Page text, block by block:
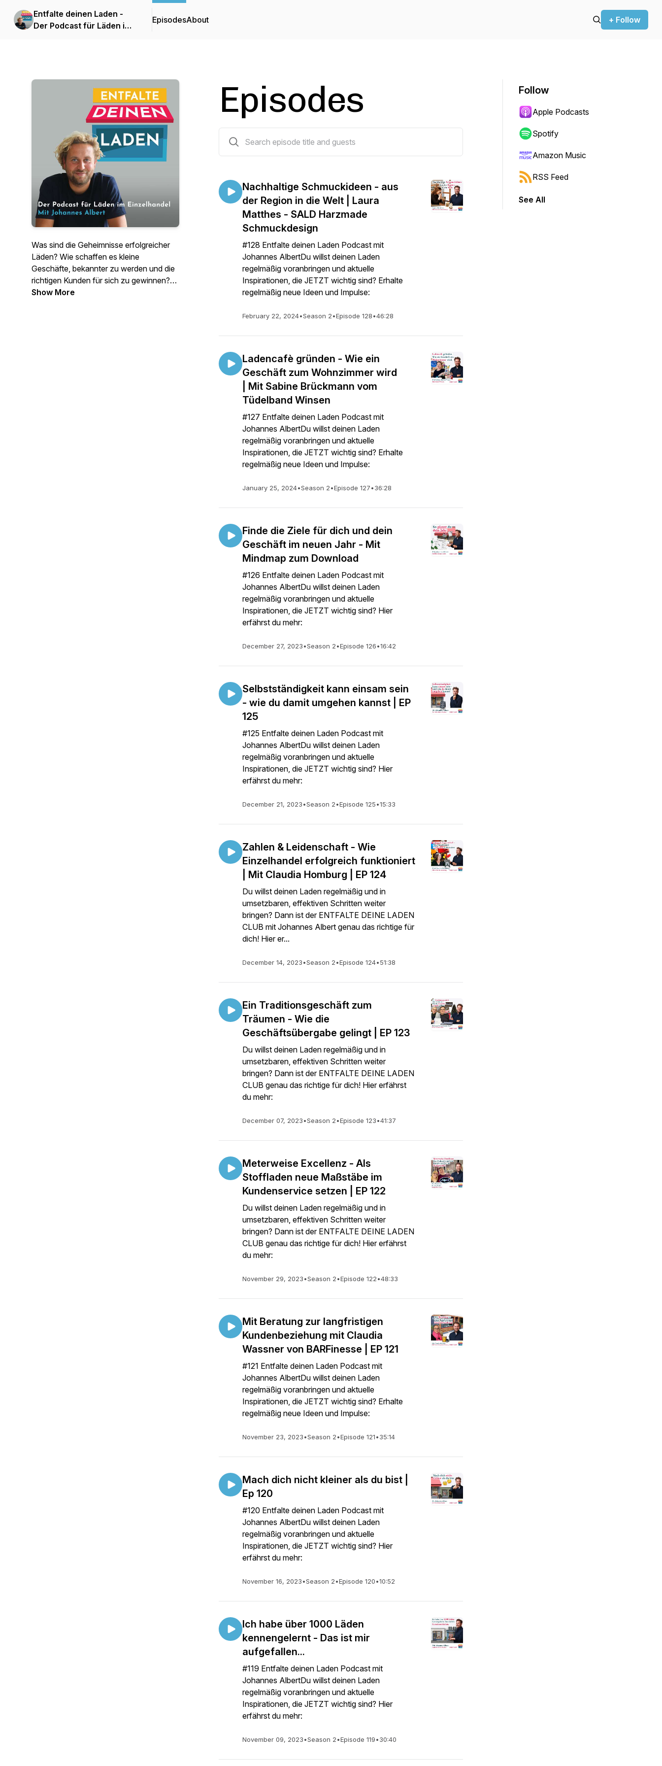
Entfalte deinen Laden -
Der Podcast für Läden im
EpisodesAbout + Follow
Was sind die Geheimnisse erfolgreicher
Läden? Wie schaffen es kleine
Geschäfte, bekannter zu werden und die
richtigen Kunden für sich zu gewinnen?
Jede Woche spreche ich im Entfalte
Show More
Episodes
Nachhaltige Schmuckideen - aus
der Region in die Welt | Laura
Matthes - SALD Harzmade
Schmuckdesign
#128 Entfalte deinen Laden Podcast mit
Johannes AlbertDu willst deinen Laden
regelmäßig voranbringen und aktuelle
Inspirationen, die JETZT wichtig sind? Erhalte
regelmäßig neue Ideen und Impulse:
February 22, 2024•Season 2•Episode 128•46:28
Ladencafè gründen - Wie ein
Geschäft zum Wohnzimmer wird
| Mit Sabine Brückmann vom
Tüdelband Winsen
#127 Entfalte deinen Laden Podcast mit
Johannes AlbertDu willst deinen Laden
regelmäßig voranbringen und aktuelle
Inspirationen, die JETZT wichtig sind? Erhalte
regelmäßig neue Ideen und Impulse:
January 25, 2024•Season 2•Episode 127•36:28
Finde die Ziele für dich und dein
Geschäft im neuen Jahr - Mit
Mindmap zum Download
#126 Entfalte deinen Laden Podcast mit
Johannes AlbertDu willst deinen Laden
regelmäßig voranbringen und aktuelle
Inspirationen, die JETZT wichtig sind? Hier
erfährst du mehr:
December 27, 2023•Season 2•Episode 126•16:42
Selbstständigkeit kann einsam sein
- wie du damit umgehen kannst | EP
125
#125 Entfalte deinen Laden Podcast mit
Johannes AlbertDu willst deinen Laden
regelmäßig voranbringen und aktuelle
Inspirationen, die JETZT wichtig sind? Hier
erfährst du mehr:
December 21, 2023•Season 2•Episode 125•15:33
Zahlen & Leidenschaft - Wie
Einzelhandel erfolgreich funktioniert
| Mit Claudia Homburg | EP 124
Du willst deinen Laden regelmäßig und in
umsetzbaren, effektiven Schritten weiter
bringen? Dann ist der ENTFALTE DEINE LADEN
CLUB mit Johannes Albert genau das richtige für
dich! Hier er...
December 14, 2023•Season 2•Episode 124•51:38
Ein Traditionsgeschäft zum
Träumen - Wie die
Geschäftsübergabe gelingt | EP 123
Du willst deinen Laden regelmäßig und in
umsetzbaren, effektiven Schritten weiter
bringen? Dann ist der ENTFALTE DEINE LADEN
CLUB genau das richtige für dich! Hier erfährst
du mehr:
December 07, 2023•Season 2•Episode 123•41:37
Meterweise Excellenz - Als
Stoffladen neue Maßstäbe im
Kundenservice setzen | EP 122
Du willst deinen Laden regelmäßig und in
umsetzbaren, effektiven Schritten weiter
bringen? Dann ist der ENTFALTE DEINE LADEN
CLUB genau das richtige für dich! Hier erfährst
du mehr:
November 29, 2023•Season 2•Episode 122•48:33
Mit Beratung zur langfristigen
Kundenbeziehung mit Claudia
Wassner von BARFinesse | EP 121
#121 Entfalte deinen Laden Podcast mit
Johannes AlbertDu willst deinen Laden
regelmäßig voranbringen und aktuelle
Inspirationen, die JETZT wichtig sind? Erhalte
regelmäßig neue Ideen und Impulse:
November 23, 2023•Season 2•Episode 121•35:14
Mach dich nicht kleiner als du bist |
Ep 120
#120 Entfalte deinen Laden Podcast mit
Johannes AlbertDu willst deinen Laden
regelmäßig voranbringen und aktuelle
Inspirationen, die JETZT wichtig sind? Hier
erfährst du mehr:
November 16, 2023•Season 2•Episode 120•10:52
Ich habe über 1000 Läden
kennengelernt - Das ist mir
aufgefallen...
#119 Entfalte deinen Laden Podcast mit
Johannes AlbertDu willst deinen Laden
regelmäßig voranbringen und aktuelle
Inspirationen, die JETZT wichtig sind? Hier
erfährst du mehr:
November 09, 2023•Season 2•Episode 119•30:40
Follow
Apple Podcasts
Spotify
Amazon Music
RSS Feed
See All